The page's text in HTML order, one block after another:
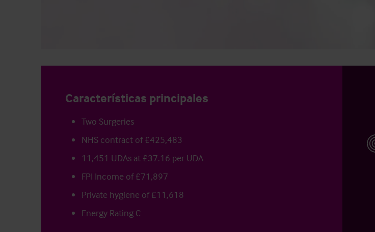
Características principales
Two Surgeries
NHS contract of £425,483
11,451 UDAs at £37.16 per UDA
FPI Income of £71,897
Private hygiene of £11,618
Energy Rating C